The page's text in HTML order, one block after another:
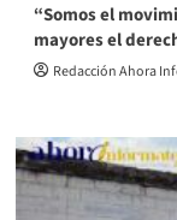
“Somos el
mayores el
Redacción Ahora